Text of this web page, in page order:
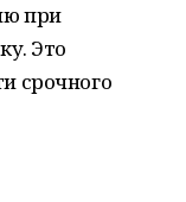
при
Это
срочного